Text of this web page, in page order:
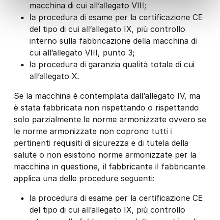
macchina di cui all’allegato VIII;
la procedura di esame per la certificazione CE
del tipo di cui all’allegato IX, più controllo
interno sulla fabbricazione della macchina di
cui all’allegato VIII, punto 3;
la procedura di garanzia qualità totale di cui
all’allegato X.
Se la macchina è contemplata dall’allegato IV, ma
è stata fabbricata non rispettando o rispettando
solo parzialmente le norme armonizzate ovvero se
le norme armonizzate non coprono tutti i
pertinenti requisiti di sicurezza e di tutela della
salute o non esistono norme armonizzate per la
macchina in questione, il fabbricante il fabbricante
applica una delle procedure seguenti:
la procedura di esame per la certificazione CE
del tipo di cui all’allegato IX, più controllo